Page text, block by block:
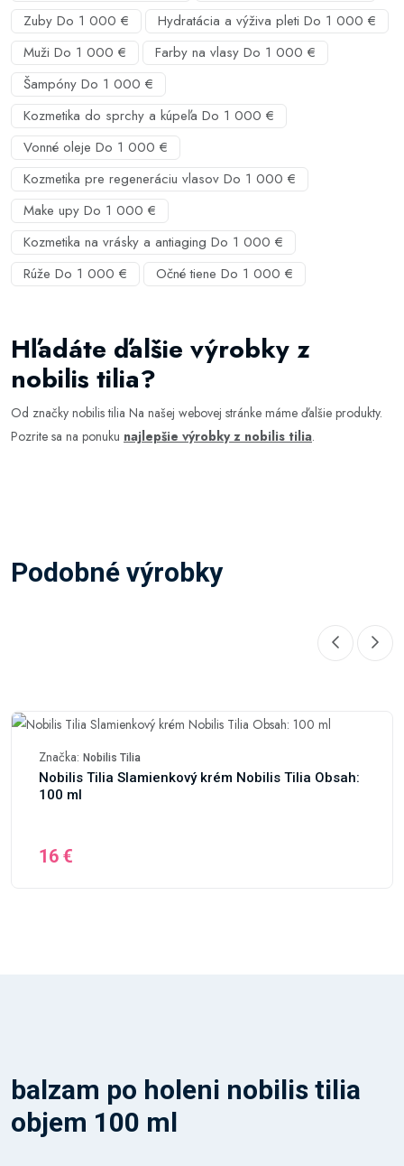
Zuby Do 1 000 €
Hydratácia a výživa pleti Do 1 000 €
Muži Do 1 000 €
Farby na vlasy Do 1 000 €
Šampóny Do 1 000 €
Kozmetika do sprchy a kúpeľa Do 1 000 €
Vonné oleje Do 1 000 €
Kozmetika pre regeneráciu vlasov Do 1 000 €
Make upy Do 1 000 €
Kozmetika na vrásky a antiaging Do 1 000 €
Rúže Do 1 000 €
Očné tiene Do 1 000 €
Hľadáte ďalšie výrobky z
nobilis tilia?
Od značky nobilis tilia Na našej webovej stránke máme ďalšie produkty.
Pozrite sa na ponuku najlepšie výrobky z nobilis tilia.
Podobné výrobky
Značka: Nobilis Tilia
Nobilis Tilia Slamienkový krém Nobilis Tilia Obsah:
100 ml
16 €
balzam po holeni nobilis tilia
objem 100 ml